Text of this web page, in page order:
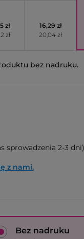
zł
zł
16,29 zł
20,04 zł
bez nadruku.
sprowadzenia 2-3 dni)
z nami.
Bez nadruku